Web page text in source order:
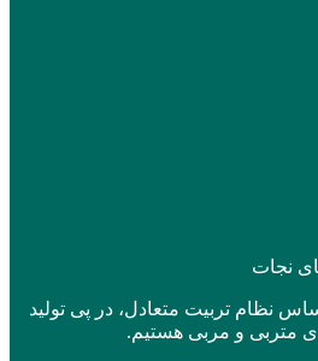
نجات
نظام تربیت متعادل، در پی تولید
متربی و مربی هستیم.